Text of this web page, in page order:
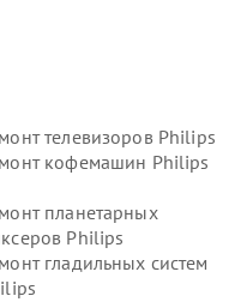
телевизоров Philips
кофемашин Philips
планетарных
Philips
гладильных систем